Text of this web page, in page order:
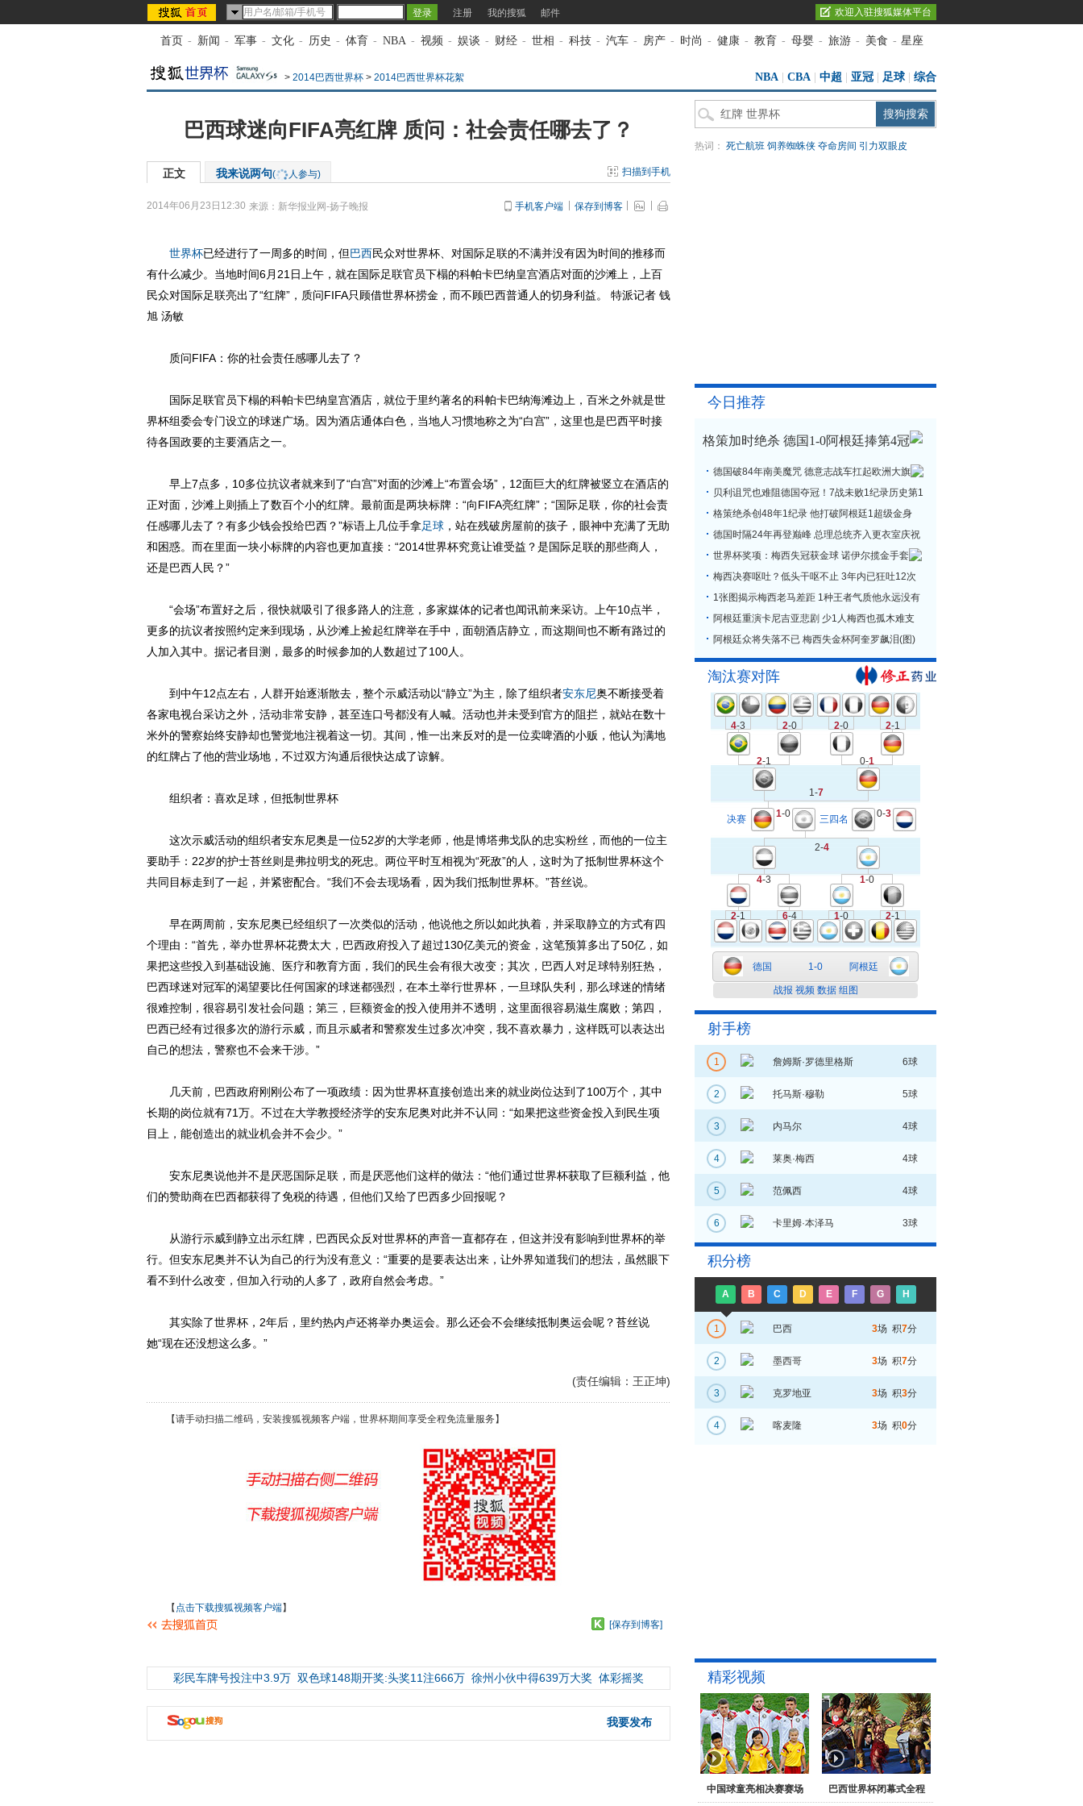
注册 我的搜狐 邮件 欢迎入驻搜狐媒体平台
首页 - 新闻 - 军事 - 文化 - 历史 - 体育 - NBA - 视频 - 娱谈 - 财经 - 世相 - 科技 - 汽车 - 房产 - 时尚 - 健康 - 教育 - 母婴 - 旅游 - 美食 - 星座
> 2014巴西世界杯 > 2014巴西世界杯花絮 NBA CBA 中超 亚冠 足球| 综合
巴西球迷向FIFA亮红牌 质问：社会责任哪去了？
正文 我来说两句( 人参与) 扫描到手机
2014年06月23日12:30 来源： 新华报业网-扬子晚报 手机客户端 保存到博客
世界杯已经进行了一周多的时间，但巴西民众对世界杯、对国际足联的不满并没有因为时间的推移而
有什么减少。当地时间6月21日上午，就在国际足联官员下榻的科帕卡巴纳皇宫酒店对面的沙滩上，上百
民众对国际足联亮出了“红牌”，质问FIFA只顾借世界杯捞金，而不顾巴西普通人的切身利益。 特派记者 钱
旭 汤敏
质问FIFA：你的社会责任感哪儿去了？
国际足联官员下榻的科帕卡巴纳皇宫酒店，就位于里约著名的科帕卡巴纳海滩边上，百米之外就是世
界杯组委会专门设立的球迷广场。因为酒店通体白色，当地人习惯地称之为“白宫”，这里也是巴西平时接
待各国政要的主要酒店之一。
早上7点多，10多位抗议者就来到了“白宫”对面的沙滩上“布置会场”，12面巨大的红牌被竖立在酒店的
正对面，沙滩上则插上了数百个小的红牌。最前面是两块标牌：“向FIFA亮红牌”；“国际足联，你的社会责
任感哪儿去了？有多少钱会投给巴西？”标语上几位手拿足球 ，站在残破房屋前的孩子，眼神中充满了无助
和困惑。而在里面一块小标牌的内容也更加直接：“2014世界杯究竟让谁受益？是国际足联的那些商人，
还是巴西人民？”
“会场”布置好之后，很快就吸引了很多路人的注意，多家媒体的记者也闻讯前来采访。上午10点半，
更多的抗议者按照约定来到现场，从沙滩上捡起红牌举在手中，面朝酒店静立，而这期间也不断有路过的
人加入其中。据记者目测，最多的时候参加的人数超过了100人。
到中午12点左右，人群开始逐渐散去，整个示威活动以“静立”为主，除了组织者安东尼奥不断接受着
各家电视台采访之外，活动非常安静，甚至连口号都没有人喊。活动也并未受到官方的阻拦，就站在数十
米外的警察始终安静却也警觉地注视着这一切。其间，惟一出来反对的是一位卖啤酒的小贩，他认为满地
的红牌占了他的营业场地，不过双方沟通后很快达成了谅解。
组织者：喜欢足球，但抵制世界杯
这次示威活动的组织者安东尼奥是一位52岁的大学老师，他是博塔弗戈队的忠实粉丝，而他的一位主
要助手：22岁的护士苔丝则是弗拉明戈的死忠。两位平时互相视为“死敌”的人，这时为了抵制世界杯这个
共同目标走到了一起，并紧密配合。“我们不会去现场看，因为我们抵制世界杯。”苔丝说。
早在两周前，安东尼奥已经组织了一次类似的活动，他说他之所以如此执着，并采取静立的方式有四
个理由：“首先，举办世界杯花费太大，巴西政府投入了超过130亿美元的资金，这笔预算多出了50亿，如
果把这些投入到基础设施、医疗和教育方面，我们的民生会有很大改变；其次，巴西人对足球特别狂热，
巴西球迷对冠军的渴望要比任何国家的球迷都强烈，在本土举行世界杯，一旦球队失利，那么球迷的情绪
很难控制，很容易引发社会问题；第三，巨额资金的投入使用并不透明，这里面很容易滋生腐败；第四，
巴西已经有过很多次的游行示威，而且示威者和警察发生过多次冲突，我不喜欢暴力，这样既可以表达出
自己的想法，警察也不会来干涉。”
几天前，巴西政府刚刚公布了一项政绩：因为世界杯直接创造出来的就业岗位达到了100万个，其中
长期的岗位就有71万。不过在大学教授经济学的安东尼奥对此并不认同：“如果把这些资金投入到民生项
目上，能创造出的就业机会并不会少。”
安东尼奥说他并不是厌恶国际足联，而是厌恶他们这样的做法：“他们通过世界杯获取了巨额利益，他
们的赞助商在巴西都获得了免税的待遇，但他们又给了巴西多少回报呢？
从游行示威到静立出示红牌，巴西民众反对世界杯的声音一直都存在，但这并没有影响到世界杯的举
行。但安东尼奥并不认为自己的行为没有意义：“重要的是要表达出来，让外界知道我们的想法，虽然眼下
看不到什么改变，但加入行动的人多了，政府自然会考虑。”
其实除了世界杯，2年后，里约热内卢还将举办奥运会。那么还会不会继续抵制奥运会呢？苔丝说
她“现在还没想这么多。”
(责任编辑：王正坤)
【请手动扫描二维码，安装搜狐视频客户端，世界杯期间享受全程免流量服务】
【 点击下载搜狐视频客户端】
[保存到博客]
彩民车牌号投注中3.9万 双色球148期开奖:头奖11注666万 徐州小伙中得639万大奖 体彩摇奖
我要发布
热词： 死亡航班 饲养蜘蛛侠 夺命房间 引力双眼皮
今日推荐
格策加时绝杀 德国1-0阿根廷捧第4冠
德国破84年南美魔咒 德意志战车扛起欧洲大旗
贝利诅咒也难阻德国夺冠！7战未败1纪录历史第1
格策绝杀创48年1纪录 他打破阿根廷1超级金身
德国时隔24年再登巅峰 总理总统齐入更衣室庆祝
世界杯奖项：梅西失冠获金球 诺伊尔揽金手套
梅西决赛呕吐？低头干呕不止 3年内已狂吐12次
1张图揭示梅西老马差距 1种王者气质他永远没有
阿根廷重演卡尼吉亚悲剧 少1人梅西也孤木难支
阿根廷众将失落不已 梅西失金杯阿奎罗飙泪(图)
淘汰赛对阵
4-3 2-0 2-0 2-1
2-1 0-1
1-7
2-4
4-3 1-0
2-1 6-4 1-0 2-1
1-0 0-3
决赛 三四名
德国 1-0 阿根廷
战报 视频 数据 组图
射手榜
1 詹姆斯·罗德里格斯 6球
2 托马斯·穆勒 5球
3 内马尔 4球
4 莱奥·梅西 4球
5 范佩西 4球
6 卡里姆·本泽马 3球
积分榜
A B C D E F G H
1 巴西 3场 积7分
2 墨西哥 3场 积7分
3 克罗地亚 3场 积3分
4 喀麦隆 3场 积0分
精彩视频
中国球童亮相决赛赛场 巴西世界杯闭幕式全程